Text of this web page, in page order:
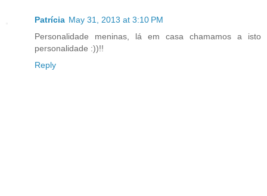
Patrícia May 31, 2013 at 3:10 PM
Personalidade meninas, lá em casa chamamos a isto
personalidade :))!!
Reply